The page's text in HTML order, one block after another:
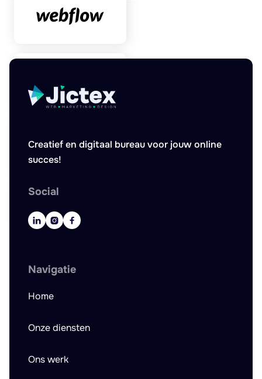
Creatief en digitaal bureau voor jouw online
succes!
Social
  
Navigatie
Home
Onze diensten
Ons werk